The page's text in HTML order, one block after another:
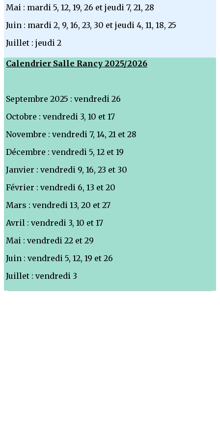
Mai : mardi 5, 12, 19, 26 et jeudi 7, 21, 28
Juin : mardi 2, 9, 16, 23, 30 et jeudi 4, 11, 18, 25
Juillet : jeudi 2
Calendrier Salle Rancy 2025/2026
Septembre 2025 : vendredi 26
Octobre : vendredi 3, 10 et 17
Novembre : vendredi 7, 14, 21 et 28
Décembre : vendredi 5, 12 et 19
Janvier : vendredi 9, 16, 23 et 30
Février : vendredi 6, 13 et 20
Mars : vendredi 13, 20 et 27
Avril : vendredi 3, 10 et 17
Mai : vendredi 22 et 29
Juin : vendredi 5, 12, 19 et 26
Juillet : vendredi 3